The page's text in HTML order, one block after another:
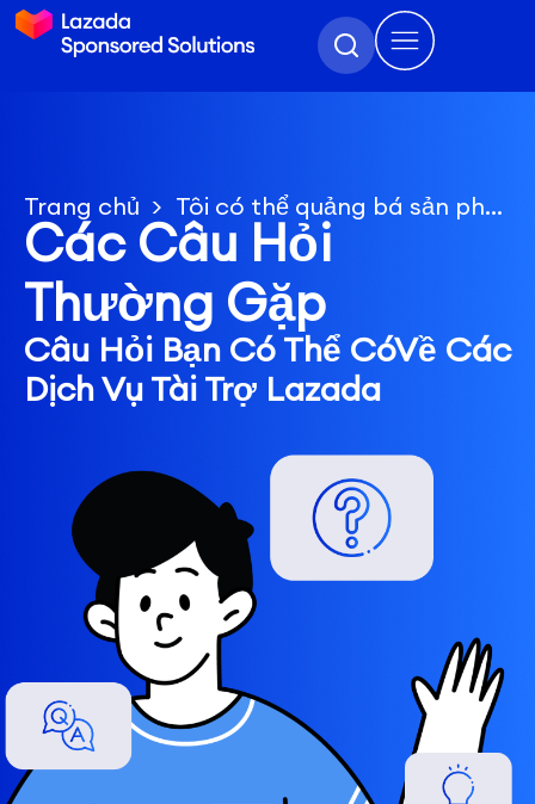
Trang chủ Tôi có thể quảng bá sản phẩm của mình trong cả Tài Trợ Max và Tài Trợ Hiển Thị Sản Phẩm không?
Các Câu Hỏi
Thường Gặp
Câu Hỏi Bạn Có Thể CóVề Các
Dịch Vụ Tài Trợ Lazada